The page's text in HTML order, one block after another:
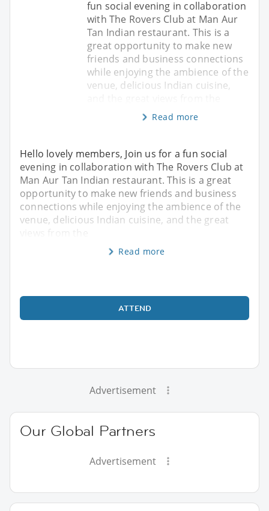
fun social evening in collaboration
with The Rovers Club at Man Aur
Tan Indian restaurant. This is a
great opportunity to make new
friends and business connections
while enjoying the ambience of the
venue, delicious Indian cuisine,
Read more
Hello lovely members, Join us for a fun social
evening in collaboration with The Rovers Club at
Man Aur Tan Indian restaurant. This is a great
opportunity to make new friends and business
connections while enjoying the ambience of the
venue, delicious Indian cuisine, and the great
views from the
Read more
ATTEND
Advertisement
Our Global Partners
Advertisement